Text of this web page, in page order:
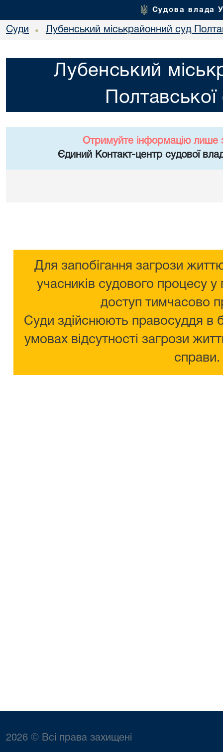
Судова влада
Суди • Лубенський міськрайонний суд
Лубенський
Полтавської
Отримуйте інформацію лише
Єдиний Контакт-центр судової
Для запобігання загрози
учасників судового процесу у
доступ тимчасово
Суди здійснюють правосуддя в
умовах відсутності загрози
справи.
2026 © Всі права захищені